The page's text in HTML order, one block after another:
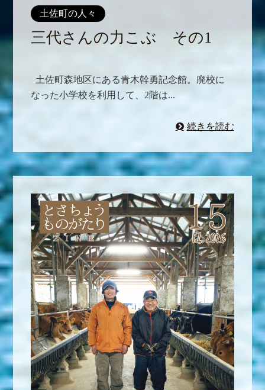
土佐町の人々
三代さんの力こぶ その1
土佐町森地区にある青木幹勇記念館。廃校に
なった小学校を利用して、2階は...
続きを読む